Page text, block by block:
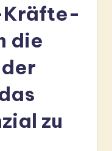
Kräfte-
die
zu